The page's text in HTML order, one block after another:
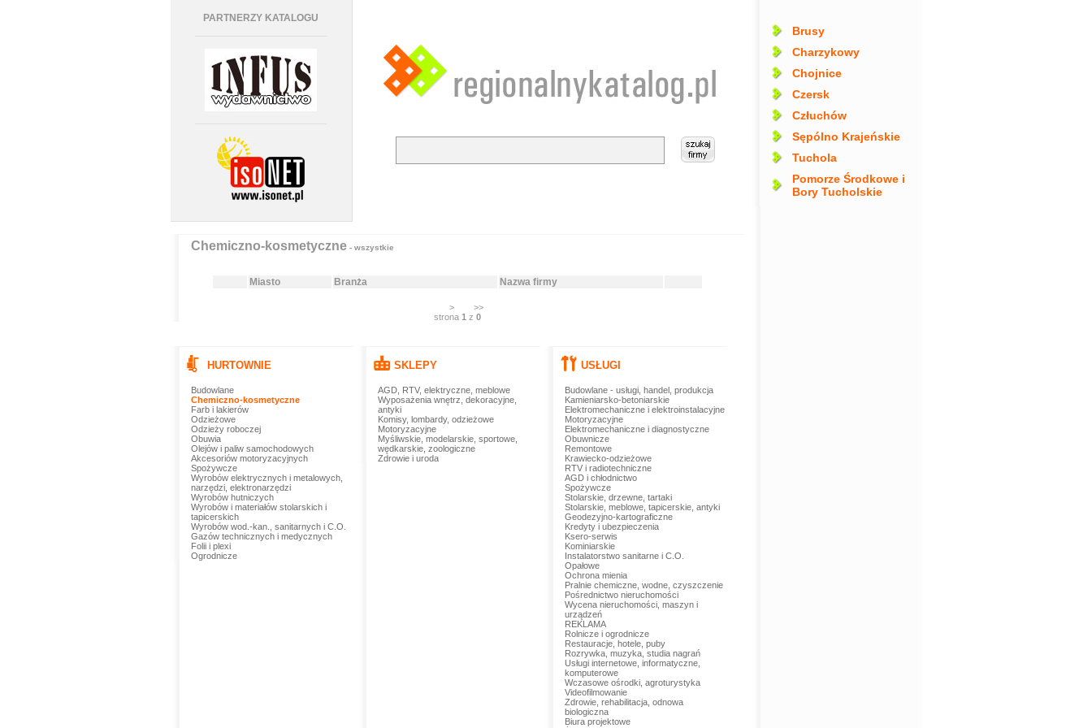
Brusy
Charzykowy
Chojnice
Czersk
Człuchów
Sępólno Krajeńskie
Tuchola
Pomorze Środkowe i
Bory Tucholskie
PARTNERZY KATALOGU
Chemiczno-kosmetyczne- wszystkie
Miasto Branża Nazwa firmy
>
>>
strona 1 z 0
HURTOWNIE
Budowlane
Chemiczno-kosmetyczne
Farb i lakierów
Odzieżowe
Odzieży roboczej
Obuwia
Olejów i paliw samochodowych
Akcesoriów motoryzacyjnych
Spożywcze
Wyrobów elektrycznych i metalowych,
narzędzi, elektronarzędzi
Wyrobów hutniczych
Wyrobów i materiałów stolarskich i
tapicerskich
Wyrobów wod.-kan., sanitarnych i C.O.
Gazów technicznych i medycznych
Folii i plexi
Ogrodnicze
SKLEPY
AGD, RTV, elektryczne, meblowe
Wyposażenia wnętrz, dekoracyjne,
antyki
Komisy, lombardy, odzieżowe
Motoryzacyjne
Myśliwskie, modelarskie, sportowe,
wędkarskie, zoologiczne
Zdrowie i uroda
USŁUGI
Budowlane - usługi, handel, produkcja
Kamieniarsko-betoniarskie
Elektromechaniczne i elektroinstalacyjne
Motoryzacyjne
Elektromechaniczne i diagnostyczne
Obuwnicze
Remontowe
Krawiecko-odzieżowe
RTV i radiotechniczne
AGD i chłodnictwo
Spożywcze
Stolarskie, drzewne, tartaki
Stolarskie, meblowe, tapicerskie, antyki
Geodezyjno-kartograficzne
Kredyty i ubezpieczenia
Ksero-serwis
Kominiarskie
Instalatorstwo sanitarne i C.O.
Opałowe
Ochrona mienia
Pralnie chemiczne, wodne, czyszczenie
Pośrednictwo nieruchomości
Wycena nieruchomości, maszyn i
urządzeń
REKLAMA
Rolnicze i ogrodnicze
Restauracje, hotele, puby
Rozrywka, muzyka, studia nagrań
Usługi internetowe, informatyczne,
komputerowe
Wczasowe ośrodki, agroturystyka
Videofilmowanie
Zdrowie, rehabilitacja, odnowa
biologiczna
Biura projektowe